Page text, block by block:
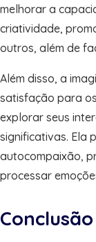
melhorar a
criatividade,
outros, além de
Além disso, a
satisfação para
explorar seus
significativas. Ela
autocompaixão,
processar
Conclusão